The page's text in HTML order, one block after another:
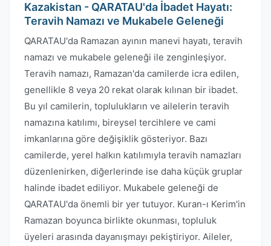
Kazakistan - QARATAU'da İbadet Hayatı:
Teravih Namazı ve Mukabele Geleneği
QARATAU'da Ramazan ayının manevi hayatı, teravih
namazı ve mukabele geleneği ile zenginleşiyor.
Teravih namazı, Ramazan'da camilerde icra edilen,
genellikle 8 veya 20 rekat olarak kılınan bir ibadet.
Bu yıl camilerin, toplulukların ve ailelerin teravih
namazına katılımı, bireysel tercihlere ve cami
imkanlarına göre değişiklik gösteriyor. Bazı
camilerde, yerel halkın katılımıyla teravih namazları
düzenlenirken, diğerlerinde ise daha küçük gruplar
halinde ibadet ediliyor. Mukabele geleneği de
QARATAU'da önemli bir yer tutuyor. Kuran-ı Kerim'in
Ramazan boyunca birlikte okunması, topluluk
üyeleri arasında dayanışmayı pekiştiriyor. Aileler,